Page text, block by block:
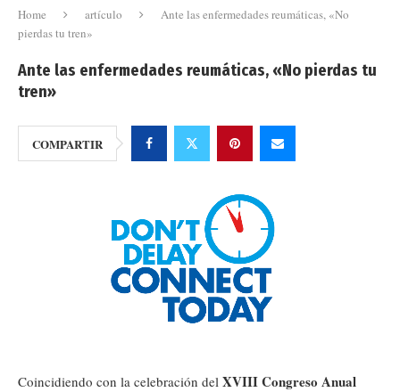
Home artículo
Ante las enfermedades reumáticas, «No
pierdas tu tren»
Ante las enfermedades reumáticas, «No pierdas tu
tren»
COMPARTIR
Coincidiendo con la celebración del XVIII Congreso Anual